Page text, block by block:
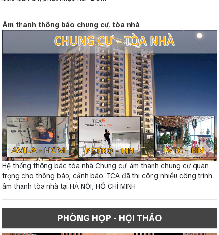
Âm thanh thông báo chung cư, tòa nhà
Hệ thống thông báo tòa nhà Chung cư: âm thanh chung cư quan
trọng cho thông báo, cảnh báo. TCA đã thi công nhiều công trình
âm thanh tòa nhà tại HÀ NỘI, HỒ CHÍ MINH
PHÒNG HỌP - HỘI THẢO